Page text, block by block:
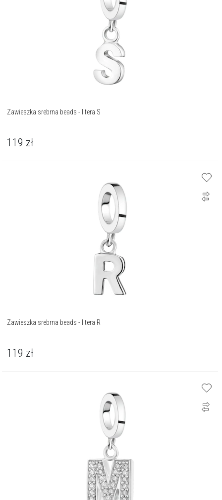
Zawieszka srebrna beads - litera S
119 zł
Zawieszka srebrna beads - litera R
119 zł